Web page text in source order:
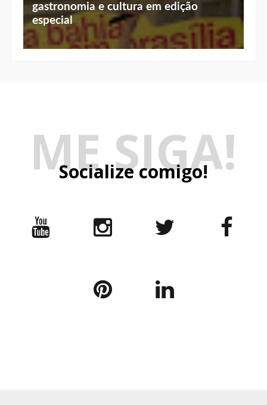
gastronomia e cultura em edição
especial
ME SIGA!
Socialize comigo!